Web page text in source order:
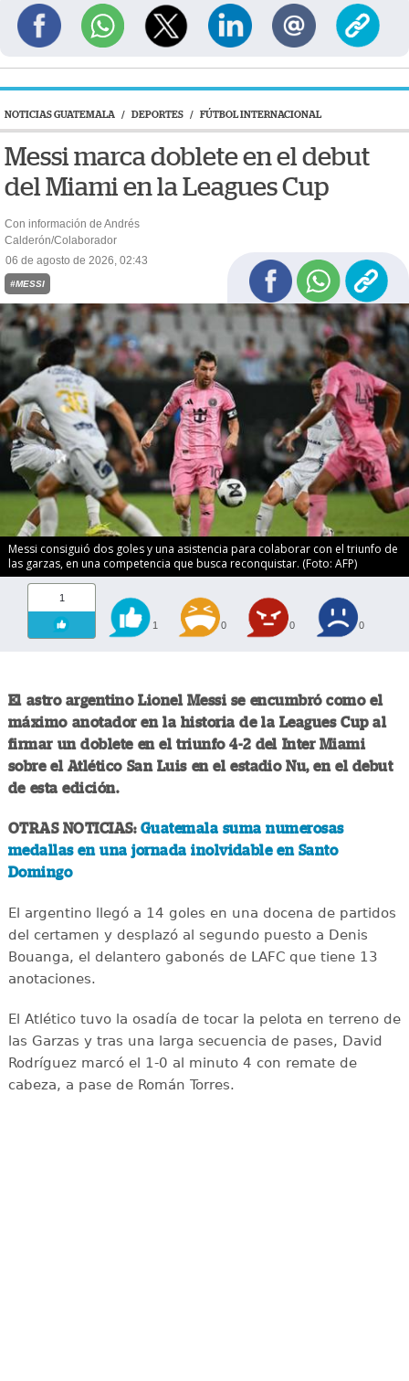
NOTICIAS GUATEMALA / DEPORTES / FÚTBOL INTERNACIONAL
Messi marca doblete en el debut
del Miami en la Leagues Cup
Con información de Andrés
Calderón/Colaborador
06 de agosto de 2026, 02:43
#MESSI
Messi consiguió dos goles y una asistencia para colaborar con el triunfo de
las garzas, en una competencia que busca reconquistar. (Foto: AFP)
1
1 0 0 0
El astro argentino Lionel Messi se encumbró como el
máximo anotador en la historia de la Leagues Cup al
firmar un doblete en el triunfo 4-2 del Inter Miami
sobre el Atlético San Luis en el estadio Nu, en el debut
de esta edición.
OTRAS NOTICIAS: Guatemala suma numerosas
medallas en una jornada inolvidable en Santo
Domingo
El argentino llegó a 14 goles en una docena de partidos
del certamen y desplazó al segundo puesto a Denis
Bouanga, el delantero gabonés de LAFC que tiene 13
anotaciones.
El Atlético tuvo la osadía de tocar la pelota en terreno de
las Garzas y tras una larga secuencia de pases, David
Rodríguez marcó el 1-0 al minuto 4 con remate de
cabeza, a pase de Román Torres.